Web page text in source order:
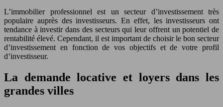
L’immobilier professionnel est un secteur d’investissement très
populaire auprès des investisseurs. En effet, les investisseurs ont
tendance à investir dans des secteurs qui leur offrent un potentiel de
rentabilité élevé. Cependant, il est important de choisir le bon secteur
d’investissement en fonction de vos objectifs et de votre profil
d’investisseur.
La demande locative et loyers dans les
grandes villes